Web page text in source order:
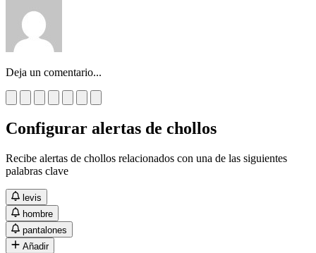
Deja un comentario...
Configurar alertas de chollos
Recibe alertas de chollos relacionados con una de las siguientes
palabras clave
levis
hombre
pantalones
Añadir